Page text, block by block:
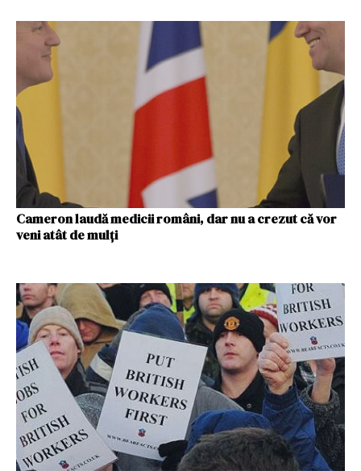
Cameron laudă medicii români, dar nu a crezut că vor
veni atât de mulţi